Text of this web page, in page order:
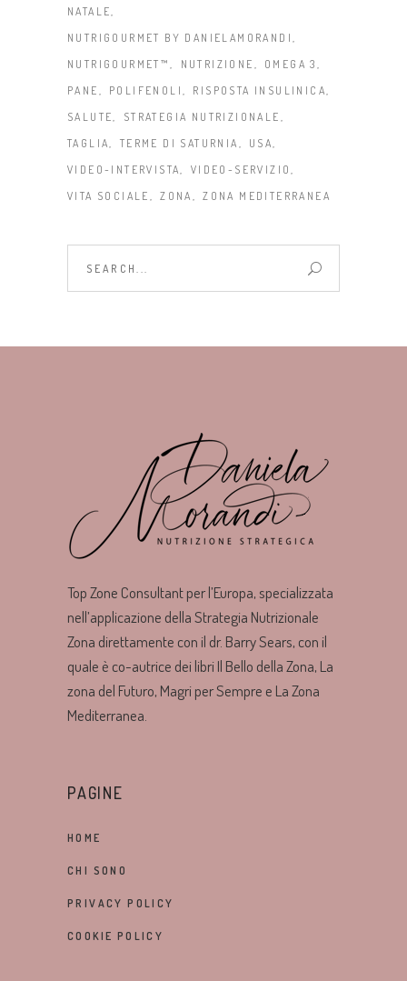
NATALE
NUTRIGOURMET BY DANIELAMORANDI
NUTRIGOURMET™
NUTRIZIONE
OMEGA 3
PANE
POLIFENOLI
RISPOSTA INSULINICA
SALUTE
STRATEGIA NUTRIZIONALE
TAGLIA
TERME DI SATURNIA
USA
VIDEO-INTERVISTA
VIDEO-SERVIZIO
VITA SOCIALE
ZONA ZONA MEDITERRANEA
Top Zone Consultant per l’Europa, specializzata
nell’applicazione della Strategia Nutrizionale
Zona direttamente con il dr. Barry Sears, con il
quale è co-autrice dei libri Il Bello della Zona, La
zona del Futuro, Magri per Sempre e La Zona
Mediterranea.
PAGINE
HOME
CHI SONO
PRIVACY POLICY
COOKIE POLICY